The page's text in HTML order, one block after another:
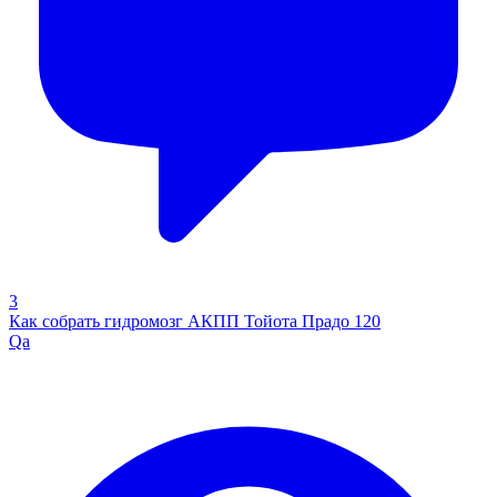
3
Как собрать гидромозг АКПП Тойота Прадо 120
Qa